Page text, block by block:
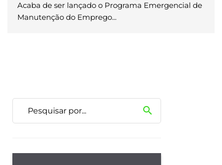
Acaba de ser lançado o Programa Emergencial de
Manutenção do Emprego...
search